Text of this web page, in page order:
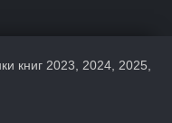
книг 2023, 2024, 2025,